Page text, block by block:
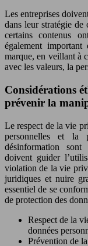
Les entreprises
dans leur stratégie de
certains contenus
également
marque, en veillant à
avec les valeurs, la
Considérations
prévenir la
Le respect de la vie
personnelles et la
désinformation
doivent guider
violation de la vie
juridiques et nuire
essentiel de se
de protection des
Respect de la
données
Prévention de